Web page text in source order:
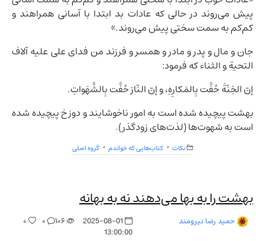
پیش می‌روند در حالی که عادات بد ابتدا با آسانی همراهند و
کم‌کم به سمت سختی پیش می‌روند.»
جان و مال و پدر و مادر و همسر و فرزند من فدای علی علیه آلاف
التحیة و الثناء که فرمود:
إنّ الجَنّةَ حُفَّت بِالمَكارِهِ، و إنّ النّارَ حُفَّت بِالشَّهَواتِ.
بهشت پيچيده شده است به امور ناخوشايند و دوزخ پيچيده شده
است به شهوت‌ها (لذت‌های زودگذر).
نکات کتاب‌هایی که خواندم گروه اصلی
بهشت را به بها می‌دهند نه به بهانه
حمید رضا نیرومند
2025-08-01
13:00:00
۱۰۶ ۰ ۰